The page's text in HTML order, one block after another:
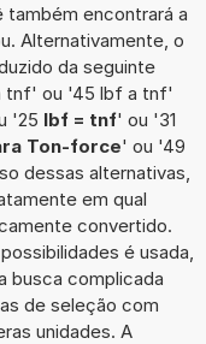
encontrará a
Alternativamente, o
da seguinte
tnf' ou '45 lbf a tnf'
'25 lbf = tnf' ou '31
Ton-force' ou '49
dessas alternativas,
em qual
convertido.
é usada,
busca complicada
de seleção com
unidades. A